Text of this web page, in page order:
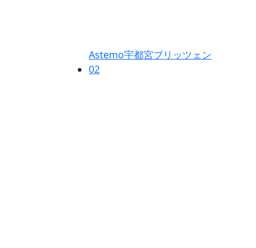
Astemo宇都宮ブリッツェン
02